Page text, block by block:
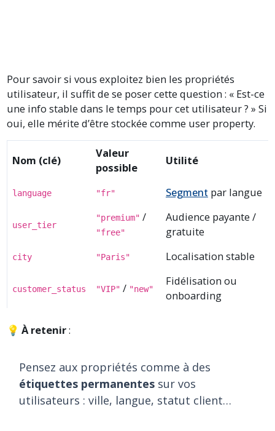
Pour savoir si vous exploitez bien les propriétés
utilisateur, il suffit de se poser cette question : « Est-ce
une info stable dans le temps pour cet utilisateur ? » Si
oui, elle mérite d’être stockée comme user property.
Nom (clé)
Valeur
possible
Utilité
language "fr" Segment par langue
user_tier
"premium" /
"free"
Audience payante /
gratuite
city "Paris" Localisation stable
customer_status "VIP" / "new"
Fidélisation ou
onboarding
💡 À retenir:
Pensez aux propriétés comme à des
étiquettes permanentessur vos
utilisateurs : ville, langue, statut client…